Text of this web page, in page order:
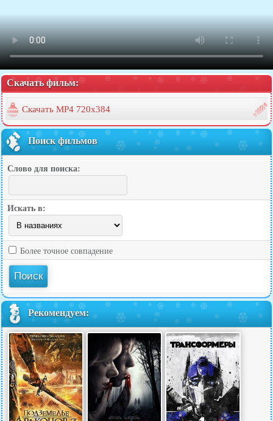
Скачать фильм:
Скачать MP4 720x384
Поиск фильмов
Слово для поиска:
Искать в:
Более точное совпадение
Рекомендуем: